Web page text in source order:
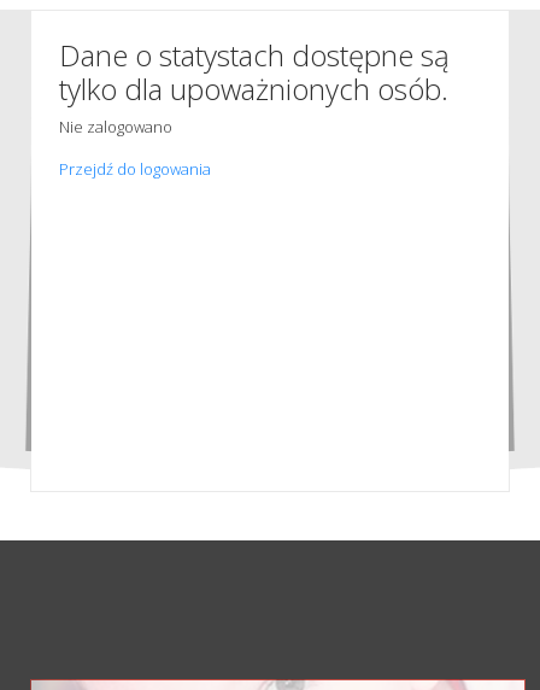
Dane o statystach dostępne są
tylko dla upoważnionych osób.
Nie zalogowano
Przejdź do logowania